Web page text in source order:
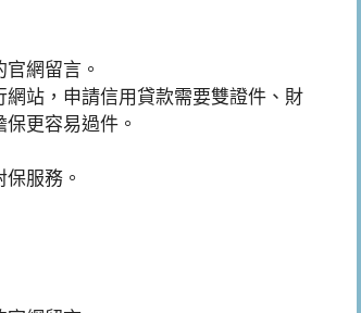
網留言。
網站，申請信用貸款需要雙證件、財
保更容易過件。
服務。